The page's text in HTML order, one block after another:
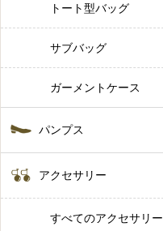
トート型バッグ
サブバッグ
ガーメントケース
パンプス
アクセサリー
すべてのアクセサリー